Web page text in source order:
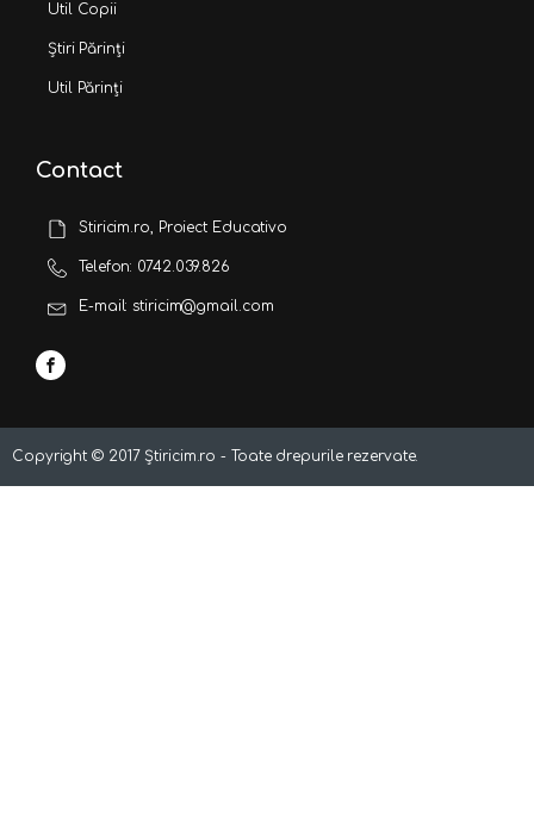
Util Copii
Știri Părinți
Util Părinți
Contact
Stiricim.ro, Proiect Educativo
Telefon: 0742.039.826
E-mail: stiricim@gmail.com
Copyright © 2017 Știricim.ro - Toate drepurile rezervate.